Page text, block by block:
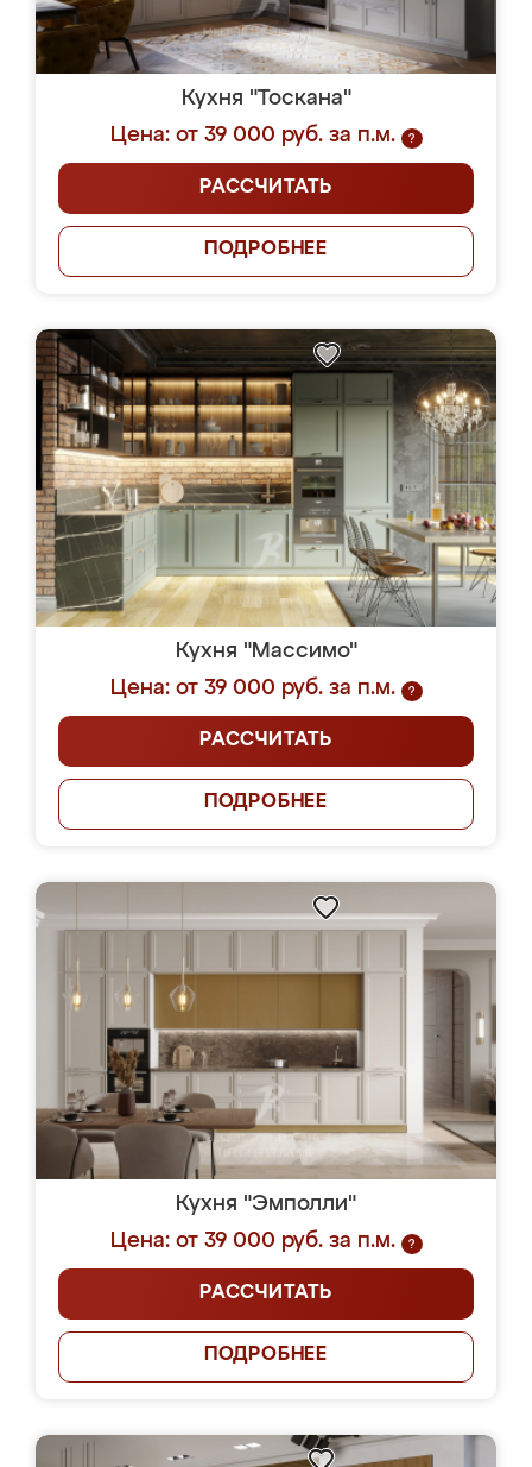
Кухня "Тоскана"
Цена: от 39 000 руб. за п.м.
?
РАССЧИТАТЬ
ПОДРОБНЕЕ
Кухня "Массимо"
Цена: от 39 000 руб. за п.м.
?
РАССЧИТАТЬ
ПОДРОБНЕЕ
Кухня "Эмполли"
Цена: от 39 000 руб. за п.м.
?
РАССЧИТАТЬ
ПОДРОБНЕЕ